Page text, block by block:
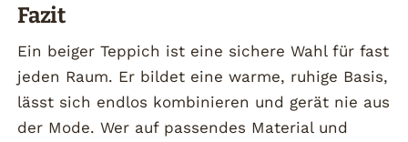
Fazit
Ein beiger Teppich ist eine sichere Wahl für fast
jeden Raum. Er bildet eine warme, ruhige Basis,
lässt sich endlos kombinieren und gerät nie aus
der Mode. Wer auf passendes Material und